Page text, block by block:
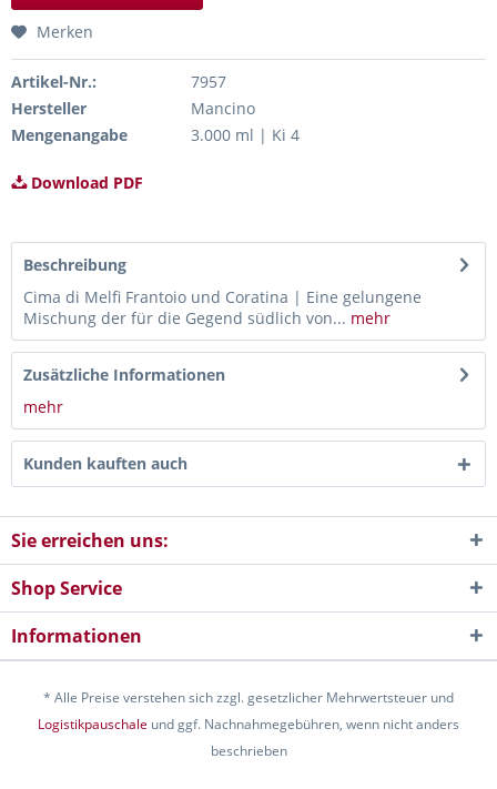
Merken
Artikel-Nr.:
7957
Hersteller
Mancino
Mengenangabe
3.000 ml | Ki 4
Download PDF
Beschreibung
Cima di Melfi Frantoio und Coratina | Eine gelungene
Mischung der für die Gegend südlich von... mehr
Zusätzliche Informationen
mehr
Kunden kauften auch
Sie erreichen uns:
Shop Service
Informationen
* Alle Preise verstehen sich zzgl. gesetzlicher Mehrwertsteuer und
Logistikpauschale und ggf. Nachnahmegebühren, wenn nicht anders
beschrieben